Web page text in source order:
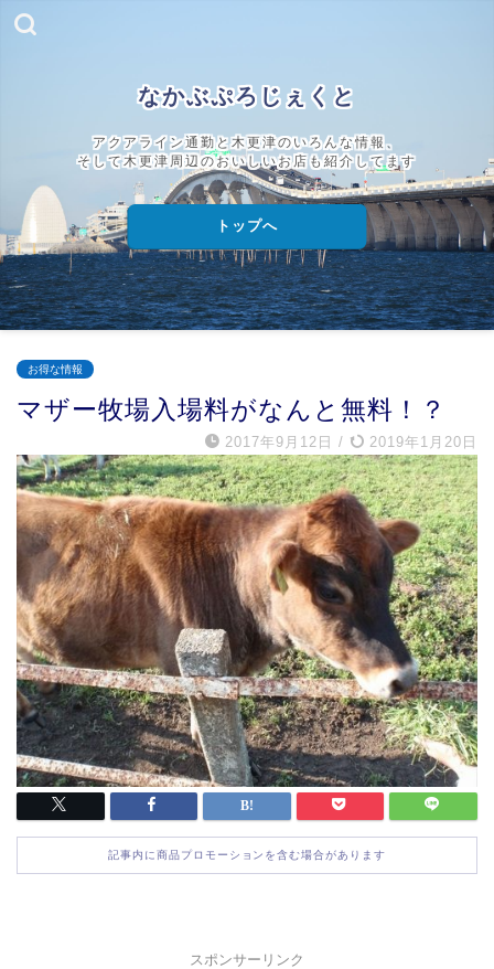
なかぶぷろじぇくと
アクアライン通勤と木更津のいろんな情報、
そして木更津周辺のおいしいお店も紹介してます
トップへ
お得な情報
マザー牧場入場料がなんと無料！？
2017年9月12日 / 2019年1月20日
記事内に商品プロモーションを含む場合があります
スポンサーリンク